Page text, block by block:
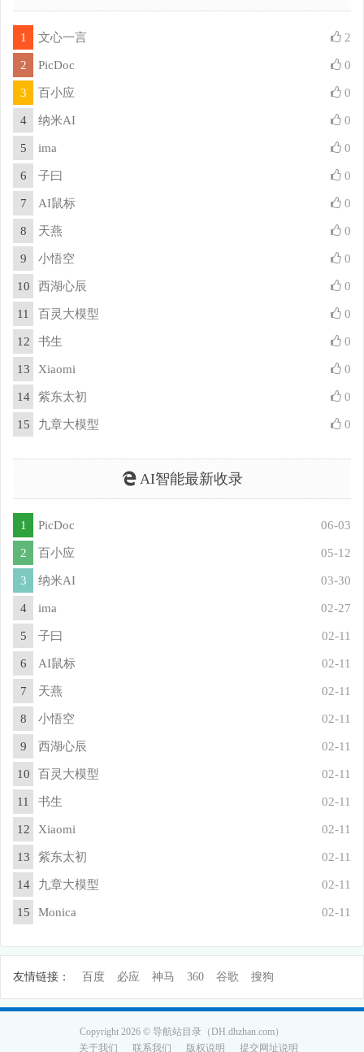
1 文心一言 2
2 PicDoc 0
3 百小应 0
4 纳米AI 0
5 ima 0
6 子曰 0
7 AI鼠标 0
8 天燕 0
9 小悟空 0
10 西湖心辰 0
11 百灵大模型 0
12 书生 0
13 Xiaomi 0
14 紫东太初 0
15 九章大模型 0
AI智能最新收录
1 PicDoc 06-03
2 百小应 05-12
3 纳米AI 03-30
4 ima 02-27
5 子曰 02-11
6 AI鼠标 02-11
7 天燕 02-11
8 小悟空 02-11
9 西湖心辰 02-11
10 百灵大模型 02-11
11 书生 02-11
12 Xiaomi 02-11
13 紫东太初 02-11
14 九章大模型 02-11
15 Monica 02-11
友情链接： 百度 必应 神马 360 谷歌 搜狗
Copyright 2026 © 导航站目录（DH.dhzhan.com）
关于我们
联系我们 版权说明 提交网址说明